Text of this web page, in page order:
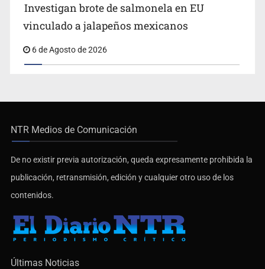
Investigan brote de salmonela en EU
vinculado a jalapeños mexicanos
6 de Agosto de 2026
NTR Medios de Comunicación
De no existir previa autorización, queda expresamente prohibida la
publicación, retransmisión, edición y cualquier otro uso de los
contenidos.
Últimas Noticias